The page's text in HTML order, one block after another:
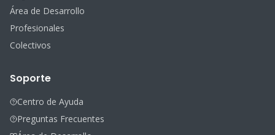
Área de Desarrollo
Profesionales
Colectivos
Soporte
Centro de Ayuda
Preguntas Frecuentes